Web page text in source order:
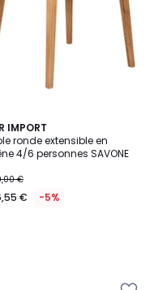
IMPORT
ronde extensible en
4/6 personnes SAVONE
€
€ -5%